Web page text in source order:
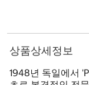
상품상세정보
1948년 독일에서